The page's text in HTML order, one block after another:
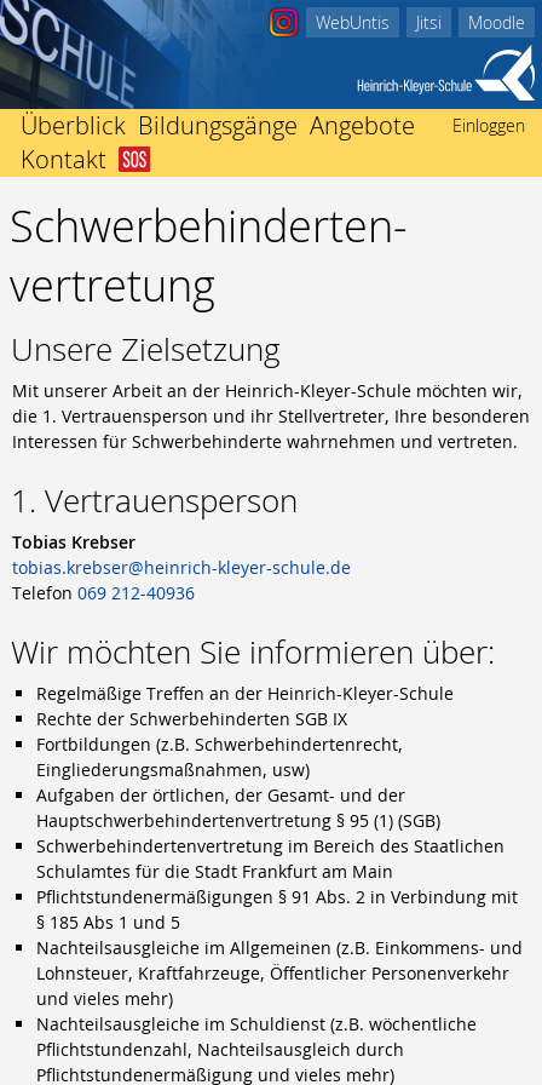
WebUntis Jitsi Moodle
Einloggen
Überblick
Startseite
Schulleitung
Kollegium
Sekretariate
Förderverein
Schwerbehindertenvertretung
Bildungsgänge
Abitur
Fachhochschulreife
Fachoberschule Form B
Fachhochschulreife ausbildungsbegleitend
Mittlerer Abschluss
Berufsfachschule
Berufsvorbereitend
Bildungsgänge zur Berufsvorbereitung
Fachschule für Technik
Berufsschule
Anlagenmechaniker/-in
Eisenbahner/-in im Betriebsdienst
Fahrradmonteur/-in
Industriemechaniker/-in
Karosserie- und Fahrzeugbaumechaniker/-in
Konstruktionsmechaniker/-in
Kraftfahrzeugmechatroniker/-in
Mechatroniker/-in
Zweiradmechatroniker/-in
Angebote
Beratungsangebote
International
3D-Drucker
Kontakt
Ich bin in Not
Nachricht an Klassenlehrer/-in
Der Weg zu uns
Impressum
Schwerbehinderten­
vertretung
Unsere Zielsetzung
Mit unserer Arbeit an der Heinrich-Kleyer-Schule möchten wir,
die 1. Vertrauensperson und ihr Stellvertreter, Ihre besonderen
Interessen für Schwerbehinderte wahrnehmen und vertreten.
1. Vertrauensperson
Tobias Krebser
tobias.krebser@heinrich-kleyer-schule.de
Telefon 069 212-40936
Wir möchten Sie informieren über:
Regelmäßige Treffen an der Heinrich-Kleyer-Schule
Rechte der Schwerbehinderten SGB IX
Fortbildungen (z.B. Schwerbehindertenrecht,
Eingliederungsmaßnahmen, usw)
Aufgaben der örtlichen, der Gesamt- und der
Hauptschwerbehindertenvertretung § 95 (1) (SGB)
Schwerbehindertenvertretung im Bereich des Staatlichen
Schulamtes für die Stadt Frankfurt am Main
Pflichtstundenermäßigungen § 91 Abs. 2 in Verbindung mit
§ 185 Abs 1 und 5
Nachteilsausgleiche im Allgemeinen (z.B. Einkommens- und
Lohnsteuer, Kraftfahrzeuge, Öffentlicher Personenverkehr
und vieles mehr)
Nachteilsausgleiche im Schuldienst (z.B. wöchentliche
Pflichtstundenzahl, Nachteilsausgleich durch
Pflichtstundenermäßigung und vieles mehr)